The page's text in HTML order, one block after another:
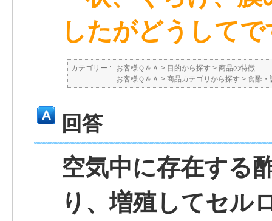
したがどうして
カテゴリー : お客様Ｑ＆Ａ > 目的から探す > 商品の特徴
お客様Ｑ＆Ａ > 商品カテゴリから探す > 食酢・
回答
空気中に存在する
り、増殖してセル